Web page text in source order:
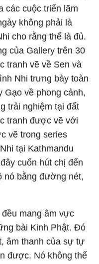
các cuộc triển lãm
không phải là
cho rằng thế là đủ.
của Gallery trên 30
tranh vẽ về Sen và
Nhi trưng bày toàn
Gạo về phong cảnh,
trải nghiệm tại đất
tranh được vẽ với
vẽ trong series
tại Kathmandu
cuốn hút chị đến
nó bằng đường nét,
mang âm vực
bài Kinh Phật. Đó
âm thanh của sự tự
được. Nó không thể